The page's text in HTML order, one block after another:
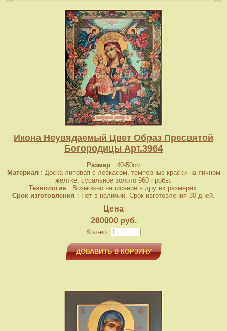
Икона Неувядаемый Цвет Образ Пресвятой
Богородицы Арт.3964
Размер: 40-50см
Материал: Доска липовая с левкасом, темперные краски на яичном
желтке, сусальное золото 960 пробы.
Технология : Возможно написание в других размерах.
Срок изготовления : Нет в наличии. Срок изготовления 30 дней.
Цена
260000 руб.
Кол-во:
ДОБАВИТЬ В КОРЗИНУ